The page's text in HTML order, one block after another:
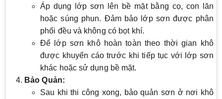
Áp dụng lớp sơn lên bề mặt bằng cọ, con lăn
hoặc súng phun. Đảm bảo lớp sơn được phân
phối đều và không có bọt khí.
Để lớp sơn khô hoàn toàn theo thời gian khô
được khuyến cáo trước khi tiếp tục với lớp sơn
khác hoặc sử dụng bề mặt.
Bảo Quản:
Sau khi thi công xong, bảo quản sơn ở nơi khô